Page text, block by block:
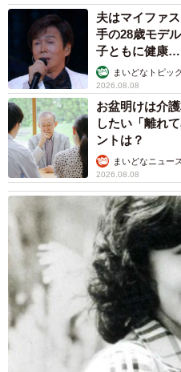
マッキー、頑張ってます＝仲曽良ハ
夫はマイファ
手の28歳モデ
子ともに健康…
まいどなトピック
2026.08.08
お盆明けは介
したい「離れ
ントは？
まいどなニュー
2026.08.08